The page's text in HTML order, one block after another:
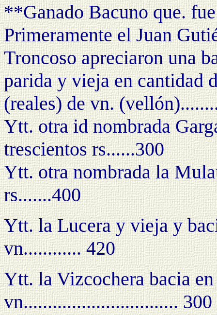
**Ganado Bacuno que.
Primeramente el Juan
Troncoso apreciaron una
parida y vieja en cantidad
(reales) de vn.
Ytt. otra id nombrada
trescientos rs......300
Ytt. otra nombrada la
rs.......400
Ytt. la Lucera y vieja y
vn............ 420
Ytt. la Vizcochera bacia
vn................................ 300